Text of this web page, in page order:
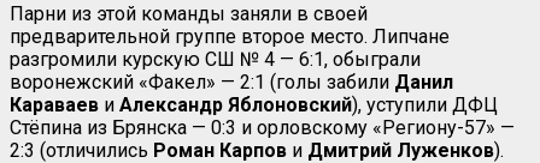
Парни из этой команды заняли в своей
предварительной группе второе место. Липчане
разгромили курскую СШ № 4 — 6:1, обыграли
воронежский «Факел» — 2:1 (голы забили Данил
Караваев и Александр Яблоновский), уступили ДФЦ
Стёпина из Брянска — 0:3 и орловскому «Региону-57» —
2:3 (отличились Роман Карпов и Дмитрий Луженков).